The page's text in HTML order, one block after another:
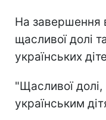
На завершення
щасливої долі
українських
"Щасливої долі,
українським